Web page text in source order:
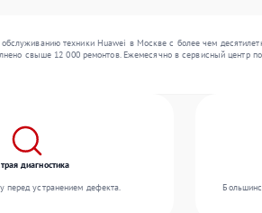
техники Huawei в Москве с более чем
свыше 12 000 ремонтов. Ежемесячно в сервисный центр
диагностика
перед устранением дефекта.